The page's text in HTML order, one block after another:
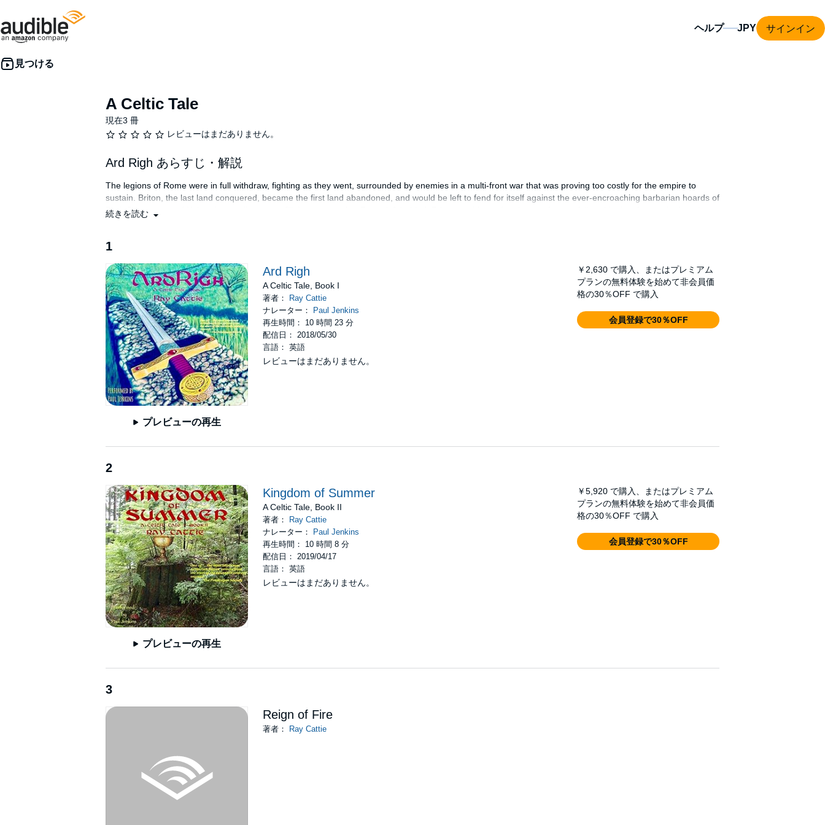
ヘルプ サインイン
A Celtic Tale
現在3 冊
レビューはまだありません。
Ard Righ あらすじ・解説
The legions of Rome were in full withdraw, fighting as they went, surrounded by enemies in a multi-front war that was proving too costly for the empire to
sustain. Briton, the last land conquered, became the first land abandoned, and would be left to fend for itself against the ever-encroaching barbarian hoards of
Picti, Saecsons, and Hybernians - all eager to fill the vacuum that Rome left behind. Briton would stand on its own feet, or fall and be lost forever in the mists
ARD RIGH
©2017 Ray Cattie (P)2018 Ray Cattie
続きを読む
1
プレビューの再生
Ard Righ
A Celtic Tale, Book I
著者：
Ray Cattie
ナレーター：
Paul Jenkins
再生時間： 10 時間 23 分
配信日： 2018/05/30
言語： 英語
レビューはまだありません。
￥2,630 で購入、またはプレミアム
プランの無料体験を始めて非会員価
格の30％OFF で購入
会員登録で30％OFF
2
プレビューの再生
Kingdom of Summer
A Celtic Tale, Book II
著者：
Ray Cattie
ナレーター：
Paul Jenkins
再生時間： 10 時間 8 分
配信日： 2019/04/17
言語： 英語
レビューはまだありません。
￥5,920 で購入、またはプレミアム
プランの無料体験を始めて非会員価
格の30％OFF で購入
会員登録で30％OFF
3
Reign of Fire
著者： Ray Cattie